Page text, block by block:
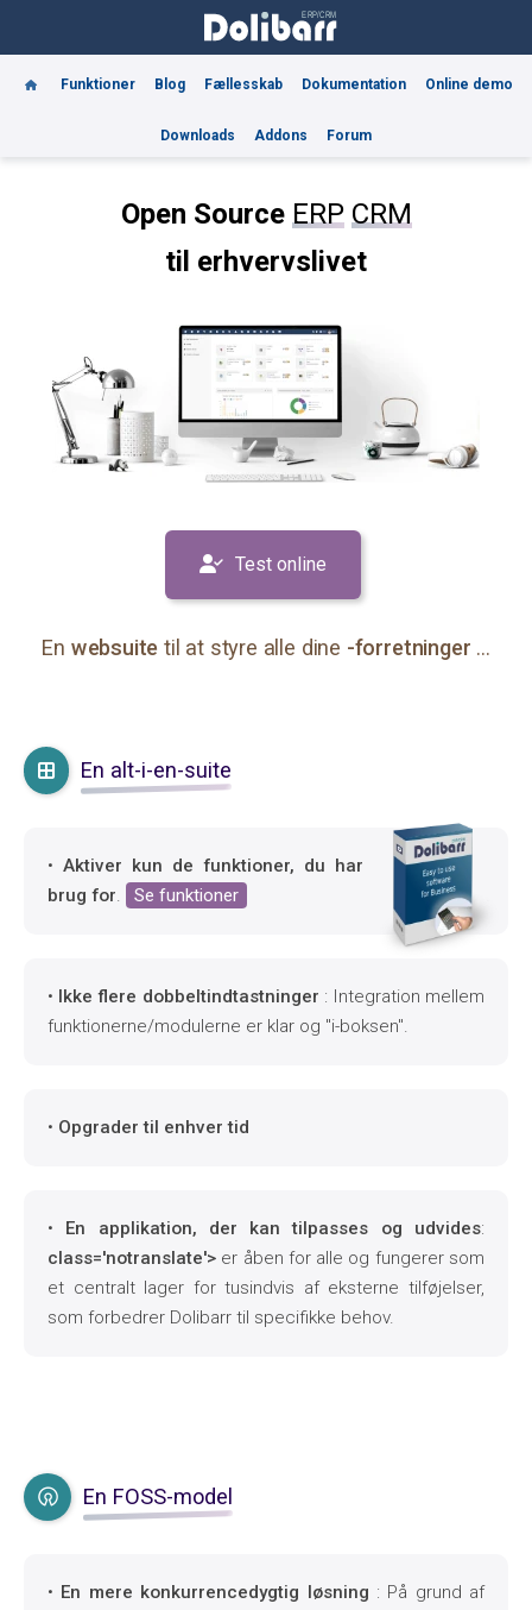
Funktioner Blog Fællesskab Dokumentation Online demo
Downloads Addons Forum
Open Source ERP CRM
til erhvervslivet
Test online
En websuitetil at styre alle dine -forretninger ...
En alt-i-en-suite
• Aktiver kun de funktioner, du har
brug for. Se funktioner
• Ikke flere dobbeltindtastninger : Integration mellem
funktionerne/modulerne er klar og "i-boksen".
• Opgrader til enhver tid
• En applikation, der kan tilpasses og udvides:
class='notranslate'> er åben for alle og fungerer som
et centralt lager for tusindvis af eksterne tilføjelser,
som forbedrer Dolibarr til specifikke behov.
En FOSS-model
• En mere konkurrencedygtig løsning : På grund af